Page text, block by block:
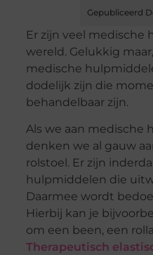
Gepubliceerd
Er zijn veel medische
wereld. Gelukkig
medische
dodelijk zijn die
behandelbaar zijn.
Als we aan medische
denken we al gauw
rolstoel. Er zijn
hulpmiddelen die
Daarmee wordt
Hierbij kan je
om een been, een
Therapeutisch